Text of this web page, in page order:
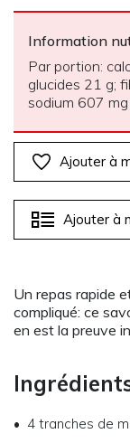
Information
Par portion:
glucides 21 g;
sodium 607 mg
Ajouter à
Ajouter à
Un repas rapide
compliqué: ce
en est la preuve
4 tranches de